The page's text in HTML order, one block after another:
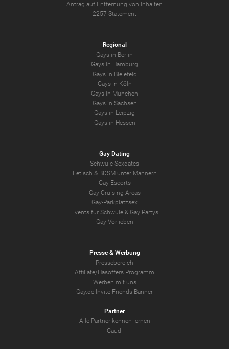
Antrag auf Entfernung von Inhalten
2257 Statement
Regional
Gays in Berlin
Gays in Hamburg
Gays in Bielefeld
Gays in Köln
Gays in München
Gays in Sachsen
Gays in Leipzig
Gays in Hessen
Gay Dating
Schwule Sexdates
Fetisch & BDSM unter Männern
Gay-Escorts
Gay Cruising Areas
Gay-Parkplatzsex
Events für Schwule & Gay Partys
Gay-Vorlieben
Presse & Werbung
Pressebereich
Affiliate/Hasoffers Programm
Werben mit uns
Gay.de Invite Friends-Banner
Partner
Alle Partner kennen lernen
Gaudi